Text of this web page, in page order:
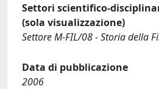
Settori scientifico-
(sola visualizzazione)
Settore M-FIL/08 - Storia della
Data di pubblicazione
2006